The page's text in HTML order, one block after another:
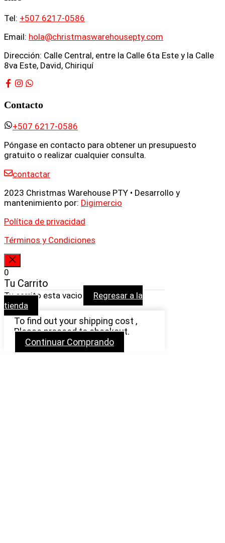
Tel: +507 6217-0586
Email: hola@christmaswarehousepty.com
Dirección: Calle Central, entre la Calle 6ta Este y la Calle
8va Este, David, Chiriquí
Contacto
+507 6217-0586
Póngase en contacto para obtener un presupuesto
gratuito o realizar cualquier consulta.
contactar
2023 Christmas Warehouse PTY • Desarrollo y
mantenimiento por: Digimercio
Política de privacidad
Términos y Condiciones
CERRAR
0
Tu Carrito
Tu carrito esta vacio
Regresar a la
tienda
To find out your shipping cost ,
Please proceed to checkout.
Continuar Comprando